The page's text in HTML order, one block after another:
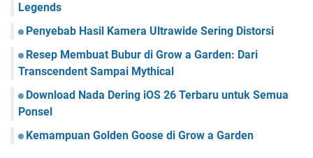
Legends
Penyebab Hasil Kamera Ultrawide Sering Distorsi
Resep Membuat Bubur di Grow a Garden: Dari
Transcendent Sampai Mythical
Download Nada Dering iOS 26 Terbaru untuk Semua
Ponsel
Kemampuan Golden Goose di Grow a Garden